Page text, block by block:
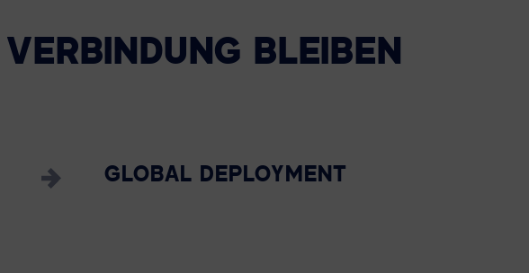
VERBINDUNG BLEIBEN
GLOBAL DEPLOYMENT